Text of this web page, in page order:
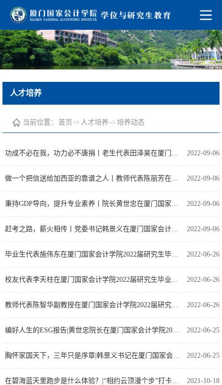
人才培养
当前位置： 首页 -> 人才培养 -> 培养动态
2022-09-06
功成不必在我，功力必不唐捐丨老生代表田泽昊在厦门国家会计学院2022级研究生开学典礼上的发言
2022-09-06
做一个把信送给加西亚的靠谱之人丨教师代表陈丽芳在厦门国家会计学院2022级研究生开学典礼上的发言
2022-09-06
秉持GDP导向，提升专业素养丨院长黄世忠在厦门国家会计学院2022级研究生开学典礼上的讲话
2022-09-06
赶考之路，薪火相传丨党委书记韩景义在厦门国家会计学院2022级研究生开学典礼上的讲话
2022-06-26
毕业生代表施伟东在厦门国家会计学院2022届研究生毕业典礼上的发言
2022-06-26
校友代表李天柱在厦门国家会计学院2022届研究生毕业典礼上的发言
2022-06-26
教师代表陈智华副教授在厦门国家会计学院2022届研究生毕业典礼上的发言
2022-06-25
编好人生的ESG报告|黄世忠院长在厦门国家会计学院2022届研究生毕业典礼上的讲话
2022-06-25
胸怀家国天下，三年只是序章|韩景义书记在厦门国家会计学院2022届研究生毕业典礼上的讲话
2021-10-18
在碧海蓝天里跑步是什么体验？|“相约云顶漫个步”打卡活动圆满结束！